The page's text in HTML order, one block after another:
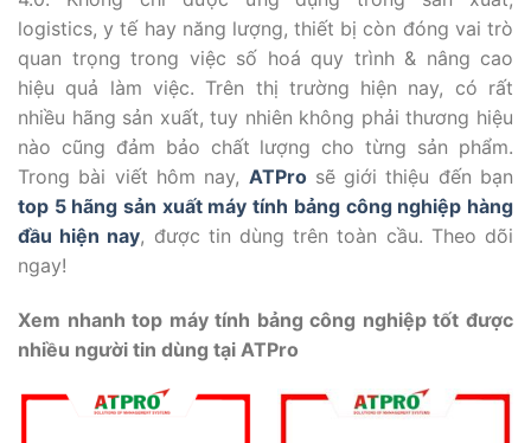
logistics, y tế hay năng lượng, thiết bị còn đóng vai trò
quan trọng trong việc số hoá quy trình & nâng cao
hiệu quả làm việc. Trên thị trường hiện nay, có rất
nhiều hãng sản xuất, tuy nhiên không phải thương hiệu
nào cũng đảm bảo chất lượng cho từng sản phẩm.
Trong bài viết hôm nay, ATProsẽ giới thiệu đến bạn
top 5 hãng sản xuất máy tính bảng công nghiệp hàng
đầu hiện nay, được tin dùng trên toàn cầu. Theo dõi
ngay!
Xem nhanh top máy tính bảng công nghiệp tốt được
nhiều người tin dùng tại ATPro